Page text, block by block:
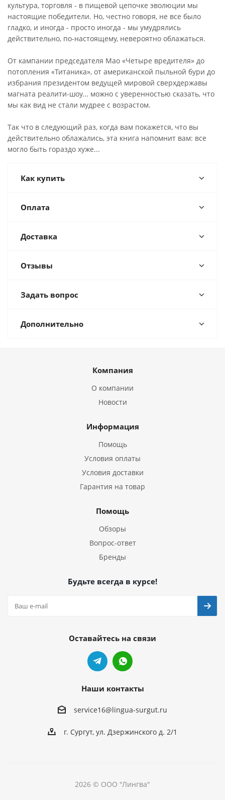
культура, торговля - в пищевой цепочке эволюции мы
настоящие победители. Но, честно говоря, не все было
гладко, и иногда - просто иногда - мы умудрялись
действительно, по-настоящему, невероятно облажаться.
От кампании председателя Мао «Четыре вредителя» до
потопления «Титаника», от американской пыльной бури до
избрания президентом ведущей мировой сверхдержавы
магната реалити-шоу... можно с уверенностью сказать, что
мы как вид не стали мудрее с возрастом.
Так что в следующий раз, когда вам покажется, что вы
действительно облажались, эта книга напомнит вам: все
могло быть гораздо хуже...
Как купить
Оплата
Доставка
Отзывы
Задать вопрос
Дополнительно
Компания
О компании
Новости
Информация
Помощь
Условия оплаты
Условия доставки
Гарантия на товар
Помощь
Обзоры
Вопрос-ответ
Бренды
Будьте всегда в курсе!
Оставайтесь на связи
Наши контакты
service16@lingua-surgut.ru
г. Сургут, ул. Дзержинского д. 2/1
2026 © ООО "Лингва"